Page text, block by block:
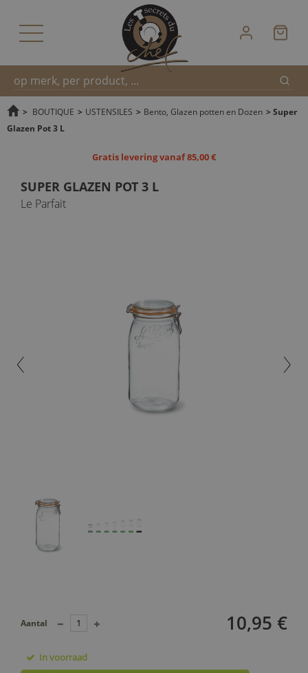
Snel
> BOUTIQUE > USTENSILES > Bento, Glazen potten en Dozen > Super
Glazen Pot 3 L
Gratis levering vanaf 85,00 €
SUPER GLAZEN POT 3 L
Le Parfait
10,95 €
Aantal
In voorraad